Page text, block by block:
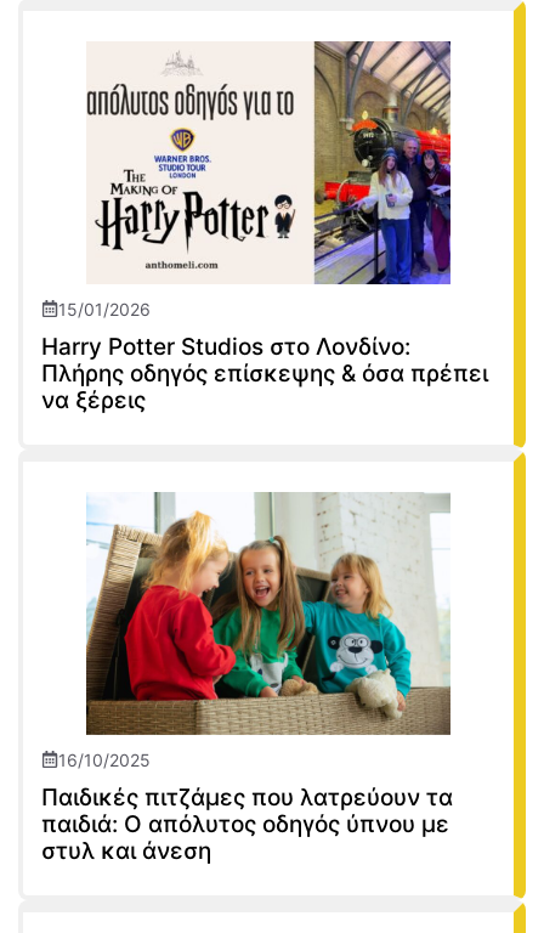
15/01/2026
Harry Potter Studios στο Λονδίνο:
Πλήρης οδηγός επίσκεψης & όσα πρέπει
να ξέρεις
16/10/2025
Παιδικές πιτζάμες που λατρεύουν τα
παιδιά: Ο απόλυτος οδηγός ύπνου με
στυλ και άνεση